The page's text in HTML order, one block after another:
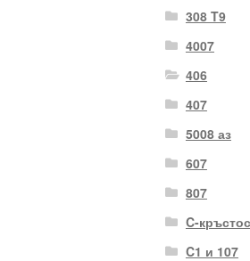
308 T9
4007
406
407
5008 аз
607
807
C-
C1 и 107